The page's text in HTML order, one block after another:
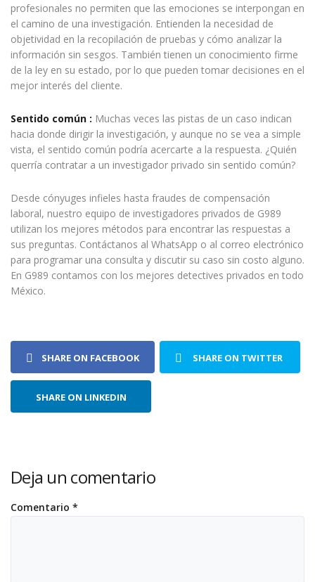
profesionales no permiten que las emociones se interpongan en
el camino de una investigación. Entienden la necesidad de
objetividad en la recopilación de pruebas y cómo analizar la
información sin sesgos. También tienen un conocimiento firme
de la ley en su estado, por lo que pueden tomar decisiones en el
mejor interés del cliente.
Sentido común : Muchas veces las pistas de un caso indican
hacia donde dirigir la investigación, y aunque no se vea a simple
vista, el sentido común podría acercarte a la respuesta. ¿Quién
querría contratar a un investigador privado sin sentido común?
Desde cónyuges infieles hasta fraudes de compensación
laboral, nuestro equipo de investigadores privados de G989
utilizan los mejores métodos para encontrar las respuestas a
sus preguntas. Contáctanos al WhatsApp o al correo electrónico
para programar una consulta y discutir su caso sin costo alguno.
En G989 contamos con los mejores detectives privados en todo
México.
SHARE ON FACEBOOK SHARE ON TWITTER
SHARE ON LINKEDIN
Deja un comentario
Comentario *